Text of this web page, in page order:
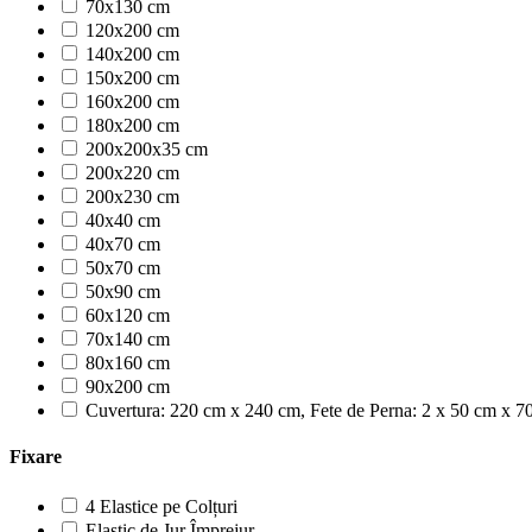
70x130 cm
120x200 cm
140x200 cm
150x200 cm
160x200 cm
180x200 cm
200x200x35 cm
200x220 cm
200x230 cm
40x40 cm
40x70 cm
50x70 cm
50x90 cm
60x120 cm
70x140 cm
80x160 cm
90x200 cm
Cuvertura: 220 cm x 240 cm, Fete de Perna: 2 x 50 cm x
Fixare
4 Elastice pe Colțuri